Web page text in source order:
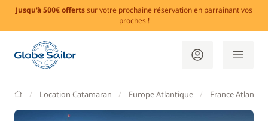
Jusqu'à 500€ offertssur votre prochaine réservation en parrainant vos
proches !
GlobeSailor
Location Catamaran Europe Atlantique France